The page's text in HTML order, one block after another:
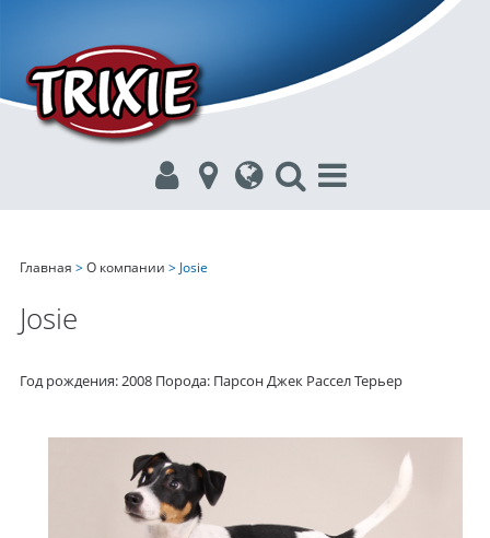
Главная >О компании > Josie
Josie
Год рождения: 2008 Порода: Парсон Джек Рассел Терьер